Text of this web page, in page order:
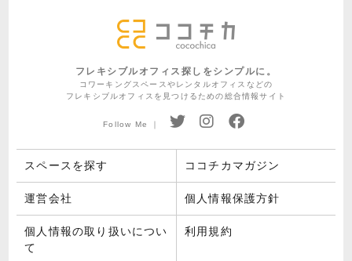
フレキシブルオフィス探しをシンプルに。
コワーキングスペースやレンタルオフィスなどの
フレキシブルオフィスを見つけるための総合情報サイト
Follow Me ｜
スペースを探す ココチカマガジン
運営会社 個人情報保護方針
個人情報の取り扱いについ
て
利用規約